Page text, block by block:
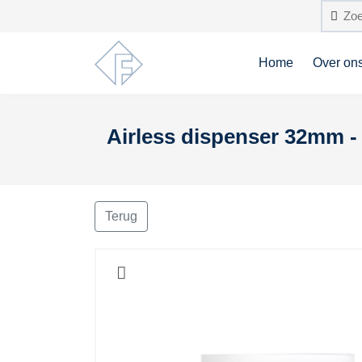
Home Over
Airless dispenser 32mm
Terug